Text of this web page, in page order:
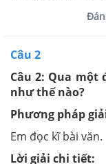
Câu 2
Câu 2: Qua một
như thế nào?
Phương pháp
Em đọc kĩ bài văn.
Lời giải chi tiết: